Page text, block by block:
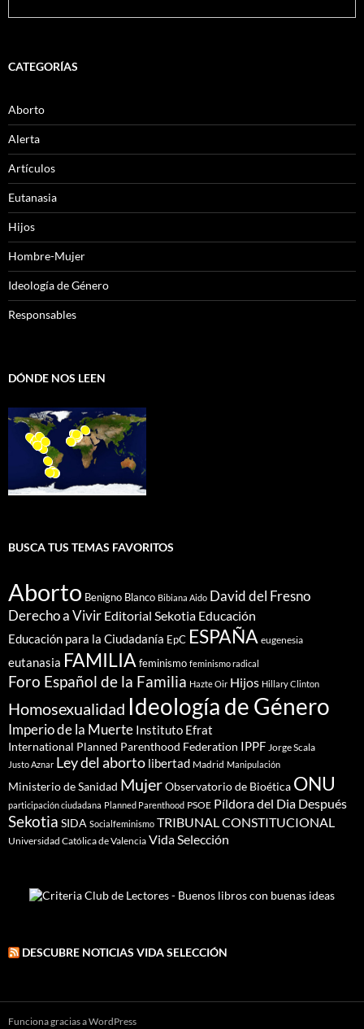
CATEGORÍAS
Aborto
Alerta
Artículos
Eutanasia
Hijos
Hombre-Mujer
Ideología de Género
Responsables
DÓNDE NOS LEEN
BUSCA TUS TEMAS FAVORITOS
Aborto Benigno Blanco Bibiana Aido David del Fresno
Derecho a Vivir Editorial Sekotia Educación
Educación para la Ciudadanía EpC ESPAÑA eugenesia
eutanasia FAMILIA feminismo feminismo radical
Foro Español de la Familia Hazte Oir Hijos Hillary Clinton
Homosexualidad Ideología de Género
Imperio de la Muerte Instituto Efrat
International Planned Parenthood Federation IPPF Jorge Scala
Justo Aznar Ley del aborto libertad Madrid Manipulación
Ministerio de Sanidad MujerObservatorio de Bioética ONU
participación ciudadana Planned Parenthood PSOE Píldora del Dia Después
Sekotia SIDA Socialfeminismo TRIBUNAL CONSTITUCIONAL
Universidad Católica de Valencia Vida Selección
DESCUBRE NOTICIAS VIDA SELECCIÓN
Funciona gracias a WordPress